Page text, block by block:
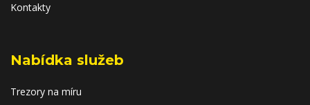
Kontakty
Nabídka služeb
Trezory na míru